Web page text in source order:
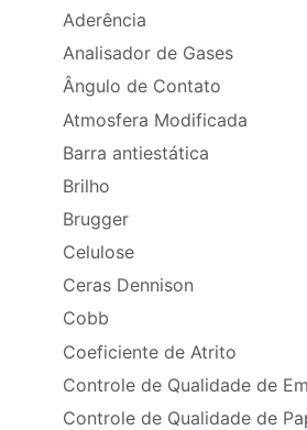
Aderência
Analisador de Gases
Ângulo de Contato
Atmosfera Modificada
Barra antiestática
Brilho
Brugger
Celulose
Ceras Dennison
Cobb
Coeficiente de Atrito
Controle de Qualidade de
Controle de Qualidade de